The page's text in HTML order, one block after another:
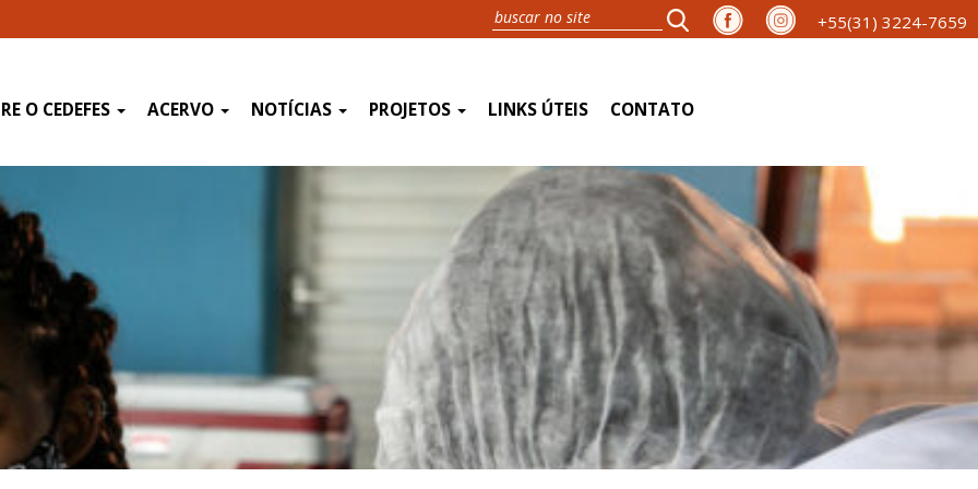
+55(31) 3224-7659
O CEDEFES ACERVO NOTÍCIAS PROJETOS LINKS ÚTEIS CONTATO